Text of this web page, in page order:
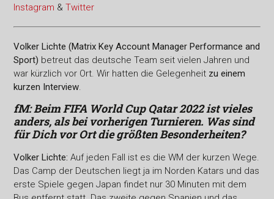
Instagram &Twitter
Volker Lichte (Matrix Key Account Manager Performance and
Sport) betreut das deutsche Team seit vielen Jahren und
war kürzlich vor Ort. Wir hatten die Gelegenheit zu einem
kurzen Interview.
fM: Beim FIFA World Cup Qatar 2022 ist vieles
anders, als bei vorherigen Turnieren. Was sind
für Dich vor Ort die größten Besonderheiten?
Volker Lichte:Auf jeden Fall ist es die WM der kurzen Wege.
Das Camp der Deutschen liegt ja im Norden Katars und das
erste Spiele gegen Japan findet nur 30 Minuten mit dem